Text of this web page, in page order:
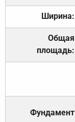
Ширина:
Общая
площадь:
Фундамент